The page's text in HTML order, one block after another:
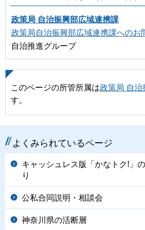
政策局 自治振興部広域連携課
政策局自治振興部広域連携課へのお
自治推進グループ
このページの所管所属は政策局 自治
す。
よくみられているページ
キャッシュレス版「かなトク!」
り
公私合同説明・相談会
神奈川県の活断層